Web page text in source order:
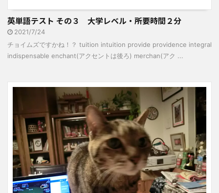
英単語テスト その３ 大学レベル・所要時間２分
2021/7/24
チョイムズですかね！？ tuition intuition provide providence integral
indispensable enchant(アクセントは後ろ) merchan(アク ...